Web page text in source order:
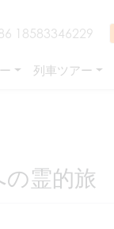
18583346229
列車ツアー
霊的旅